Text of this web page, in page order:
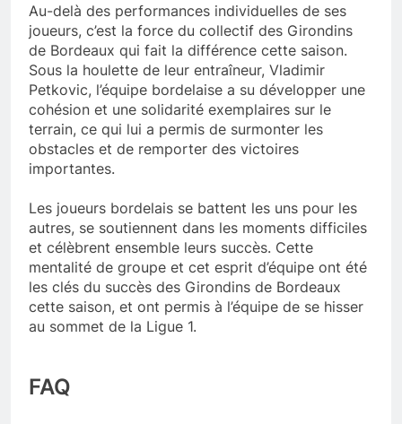
Au-delà des performances individuelles de ses
joueurs, c’est la force du collectif des Girondins
de Bordeaux qui fait la différence cette saison.
Sous la houlette de leur entraîneur, Vladimir
Petkovic, l’équipe bordelaise a su développer une
cohésion et une solidarité exemplaires sur le
terrain, ce qui lui a permis de surmonter les
obstacles et de remporter des victoires
importantes.
Les joueurs bordelais se battent les uns pour les
autres, se soutiennent dans les moments difficiles
et célèbrent ensemble leurs succès. Cette
mentalité de groupe et cet esprit d’équipe ont été
les clés du succès des Girondins de Bordeaux
cette saison, et ont permis à l’équipe de se hisser
au sommet de la Ligue 1.
FAQ